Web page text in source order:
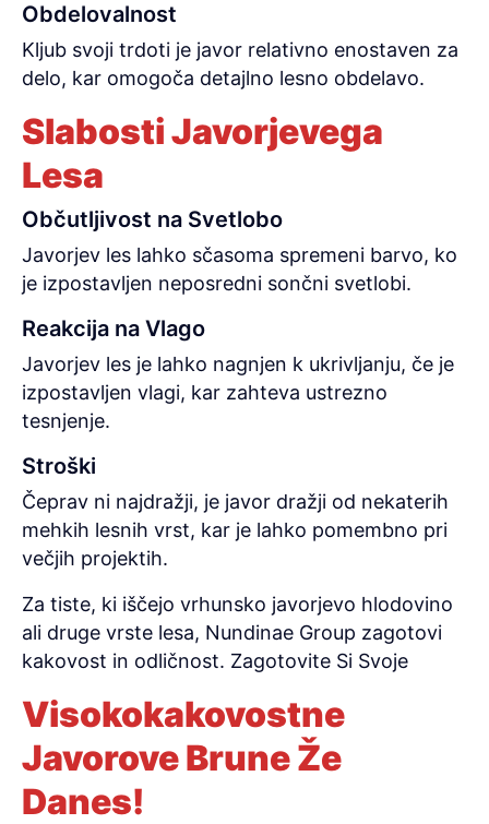
Obdelovalnost
Kljub svoji trdoti je javor relativno enostaven za
delo, kar omogoča detajlno lesno obdelavo.
Slabosti Javorjevega
Lesa
Občutljivost na Svetlobo
Javorjev les lahko sčasoma spremeni barvo, ko
je izpostavljen neposredni sončni svetlobi.
Reakcija na Vlago
Javorjev les je lahko nagnjen k ukrivljanju, če je
izpostavljen vlagi, kar zahteva ustrezno
tesnjenje.
Stroški
Čeprav ni najdražji, je javor dražji od nekaterih
mehkih lesnih vrst, kar je lahko pomembno pri
večjih projektih.
Za tiste, ki iščejo vrhunsko javorjevo hlodovino
ali druge vrste lesa, Nundinae Group zagotovi
kakovost in odličnost. Zagotovite Si Svoje
Visokokakovostne
Javorove Brune Že
Danes!